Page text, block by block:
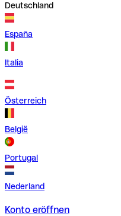
Deutschland
España
Italia
Österreich
België
Portugal
Nederland
Konto eröffnen